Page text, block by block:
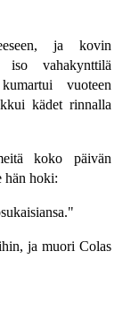
ja kovin
iso vahakynttilä
vuoteen
kädet rinnalla
koko päivän
hän hoki:
ja muori Colas